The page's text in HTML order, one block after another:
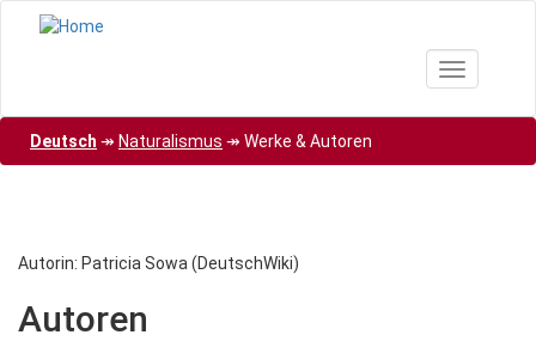
Direkt
Toggle
Deutsch ↠ Naturalismus ↠ Werke & Autoren
Autorin: Patricia Sowa (DeutschWiki)
Autoren